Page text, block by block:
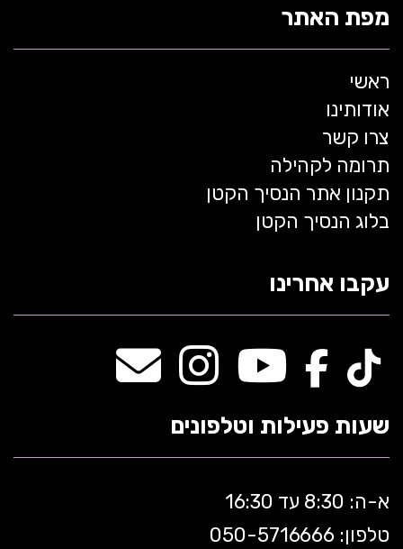
מפת האתר
ראשי
אודותינו
צרו קשר
תרומה לקהילה
תקנון אתר הנסיך הקטן
בלוג הנסיך הקטן
עקבו אחרינו
שעות פעילות וטלפונים
א-ה: 8:30 עד 16:30
טלפון: 050-5 716666